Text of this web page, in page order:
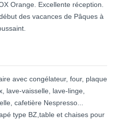
Orange. Excellente réception.
des vacances de Pâques à
avec congélateur, four, plaque
lave-vaisselle, lave-linge,
cafetière Nespresso...
type BZ,table et chaises pour